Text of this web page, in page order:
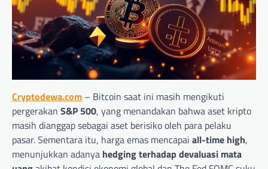
Cryptodewa.com – Bitcoin saat ini masih mengikuti
pergerakan S&P 500, yang menandakan bahwa aset kripto
masih dianggap sebagai aset berisiko oleh para pelaku
pasar. Sementara itu, harga emas mencapai all-time high,
menunjukkan adanya hedging terhadap devaluasi mata